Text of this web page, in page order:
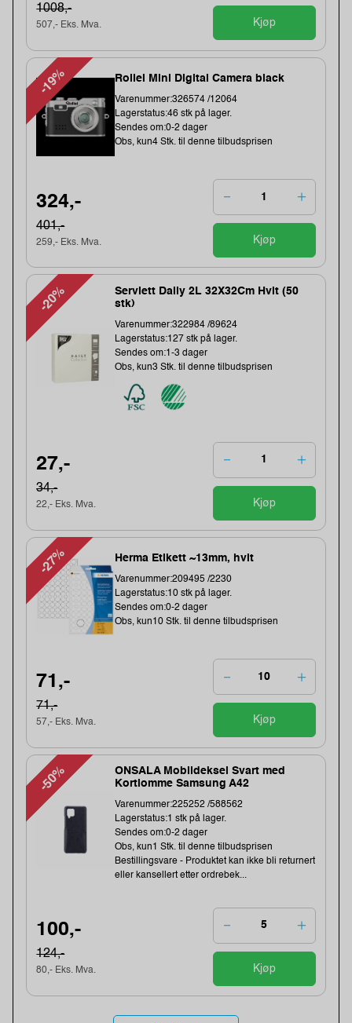
1008,-
507,- Eks. Mva. Kjøp
-19% Rollei Mini Digital Camera black
Varenummer:326574 /12064
Lagerstatus:46 stk på lager.
Sendes om:0-2 dager
Obs, kun4 Stk. til denne tilbudsprisen
324,-
401,-
259,- Eks. Mva. Kjøp
-20%
Serviett Daily 2L 32X32Cm Hvit (50
stk)
Varenummer:322984 /89624
Lagerstatus:127 stk på lager.
Sendes om:1-3 dager
Obs, kun3 Stk. til denne tilbudsprisen
27,-
34,-
22,- Eks. Mva. Kjøp
-27% Herma Etikett ~13mm, hvit
Varenummer:209495 /2230
Lagerstatus:10 stk på lager.
Sendes om:0-2 dager
Obs, kun10 Stk. til denne tilbudsprisen
71,-
71,-
57,- Eks. Mva. Kjøp
-50%
ONSALA Mobildeksel Svart med
Kortlomme Samsung A42
Varenummer:225252 /588562
Lagerstatus:1 stk på lager.
Sendes om:0-2 dager
Obs, kun1 Stk. til denne tilbudsprisen
Bestillingsvare - Produktet kan ikke bli returnert
eller kansellert etter ordrebek...
100,-
124,-
80,- Eks. Mva. Kjøp